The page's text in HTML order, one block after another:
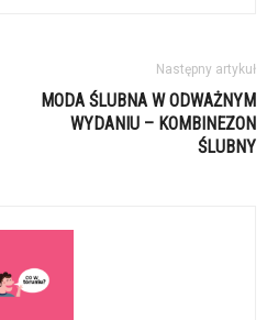
Następny artykuł
MODA ŚLUBNA W ODWAŻNYM
WYDANIU – KOMBINEZON
ŚLUBNY